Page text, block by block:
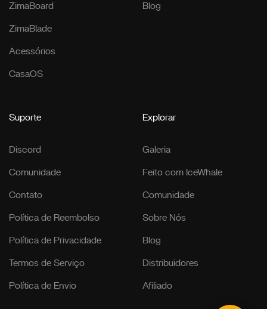
ZimaBoard
ZimaBlade
Acessórios
CasaOS
Blog
Suporte
Discord
Comunidade
Contato
Política de Reembolso
Política de Privacidade
Termos de Serviço
Política de Envio
Explorar
Galeria
Feito com IceWhale
Comunidade
Sobre Nós
Blog
Distribuidores
Afiliado